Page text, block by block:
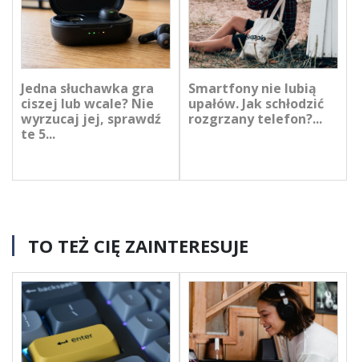
Jedna słuchawka gra
ciszej lub wcale? Nie
wyrzucaj jej, sprawdź
te 5...
Smartfony nie lubią
upałów. Jak schłodzić
rozgrzany telefon?...
TO TEŻ CIĘ ZAINTERESUJE